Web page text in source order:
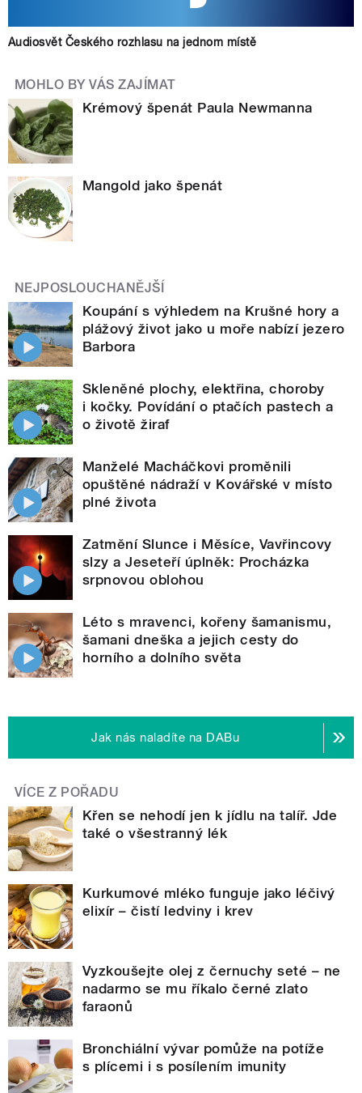
Audiosvět Českého rozhlasu na jednom místě
MOHLO BY VÁS ZAJÍMAT
Krémový špenát Paula Newmanna
Mangold jako špenát
NEJPOSLOUCHANĚJŠÍ
Koupání s výhledem na Krušné hory a
plážový život jako u moře nabízí jezero
Barbora
Skleněné plochy, elektřina, choroby
i kočky. Povídání o ptačích pastech a
o životě žiraf
Manželé Macháčkovi proměnili
opuštěné nádraží v Kovářské v místo
plné života
Zatmění Slunce i Měsíce, Vavřincovy
slzy a Jeseteří úplněk: Procházka
srpnovou oblohou
Léto s mravenci, kořeny šamanismu,
šamani dneška a jejich cesty do
horního a dolního světa
Jak nás naladíte na DABu
VÍCE Z POŘADU
Křen se nehodí jen k jídlu na talíř. Jde
také o všestranný lék
Kurkumové mléko funguje jako léčivý
elixír – čistí ledviny i krev
Vyzkoušejte olej z černuchy seté – ne
nadarmo se mu říkalo černé zlato
faraonů
Bronchiální vývar pomůže na potíže
s plícemi i s posílením imunity